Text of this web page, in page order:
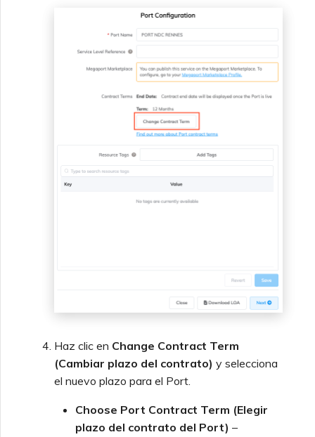
Haz clic en Change Contract Term
(Cambiar plazo del contrato) y selecciona
el nuevo plazo para el Port.
Choose Port Contract Term (Elegir
plazo del contrato del Port) –